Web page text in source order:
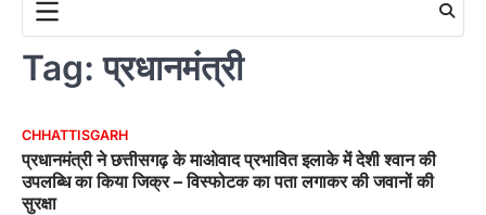
Tag:प्रधानमंत्री
CHHATTISGARH
प्रधानमंत्री ने छत्तीसगढ़ के माओवाद प्रभावित इलाके में देशी श्वान की
उपलब्धि का किया जिक्र – विस्फोटक का पता लगाकर की जवानों की
सुरक्षा